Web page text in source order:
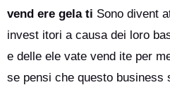
vend ere gela ti Sono divent
invest itori a causa dei loro
e delle ele vate vend ite per
se pensi che questo business